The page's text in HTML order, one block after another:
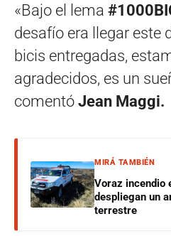
«Bajo el lema
desafío era llegar este
bicis entregadas,
agradecidos, es un
comentó Jean Maggi.
MIRÁ TAMBIÉN
Voraz incendio
despliegan un
terrestre